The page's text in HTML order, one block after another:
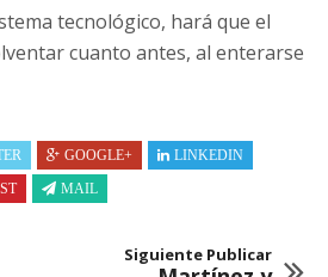
tecnológico, hará que el
cuanto antes, al enterarse
GOOGLE+
LINKEDIN
MAIL
Siguiente Publicar